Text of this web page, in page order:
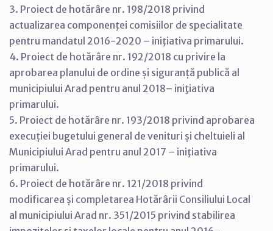
3. Proiect de hotărâre nr. 198/2018 privind
actualizarea componenţei comisiilor de specialitate
pentru mandatul 2016-2020 – iniţiativa primarului.
4. Proiect de hotărâre nr. 192/2018 cu privire la
aprobarea planului de ordine și siguranță publică al
municipiului Arad pentru anul 2018– iniţiativa
primarului.
5. Proiect de hotărâre nr. 193/2018 privind aprobarea
execuției bugetului general de venituri și cheltuieli al
Municipiului Arad pentru anul 2017 – iniţiativa
primarului.
6. Proiect de hotărâre nr. 121/2018 privind
modificarea și completarea Hotărârii Consiliului Local
al municipiului Arad nr. 351/2015 privind stabilirea